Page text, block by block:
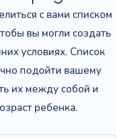
с вами списком
вы могли создать
условиях. Список
подойти вашему
их между собой и
ребенка.